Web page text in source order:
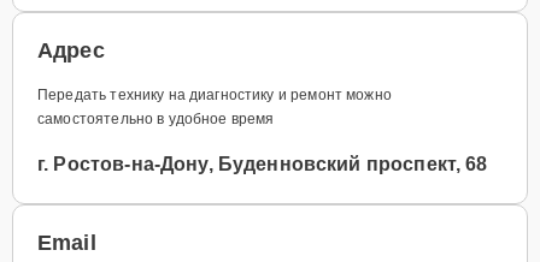
Адрес
Передать технику на диагностику и ремонт можно
самостоятельно в удобное время
г. Ростов-на-Дону, Буденновский проспект, 68
Email